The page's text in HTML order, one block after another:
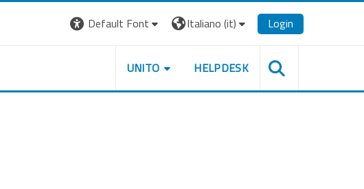
Default Font
Italiano ‎(it)‎ Login
UNITO HELPDESK